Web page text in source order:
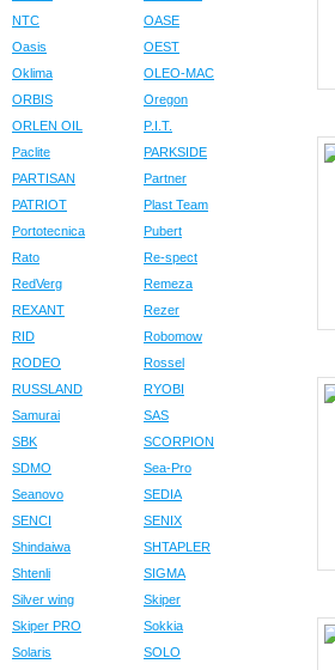
NTC
OASE
Oasis
OEST
Oklima
OLEO-MAC
ORBIS
Oregon
ORLEN OIL
P.I.T.
Paclite
PARKSIDE
PARTISAN
Partner
PATRIOT
Plast Team
Portotecnica
Pubert
Rato
Re-spect
RedVerg
Remeza
REXANT
Rezer
RID
Robomow
RODEO
Rossel
RUSSLAND
RYOBI
Samurai
SAS
SBK
SCORPION
SDMO
Sea-Pro
Seanovo
SEDIA
SENCI
SENIX
Shindaiwa
SHTAPLER
Shtenli
SIGMA
Silver wing
Skiper
Skiper PRO
Sokkia
Solaris
SOLO